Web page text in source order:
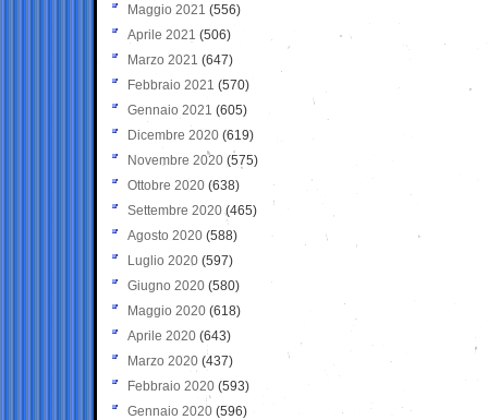
Maggio 2021 (556)
Aprile 2021 (506)
Marzo 2021 (647)
Febbraio 2021 (570)
Gennaio 2021 (605)
Dicembre 2020 (619)
Novembre 2020 (575)
Ottobre 2020 (638)
Settembre 2020(465)
Agosto 2020 (588)
Luglio 2020 (597)
Giugno 2020 (580)
Maggio 2020 (618)
Aprile 2020 (643)
Marzo 2020 (437)
Febbraio 2020 (593)
Gennaio 2020 (596)